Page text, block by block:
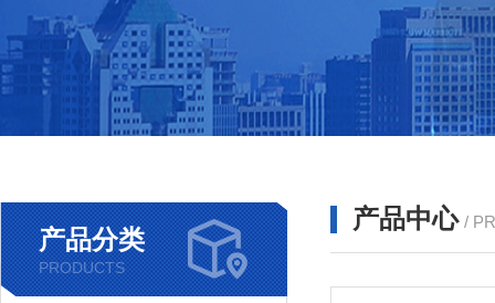
产品分类
PRODUCTS
产品中心 /